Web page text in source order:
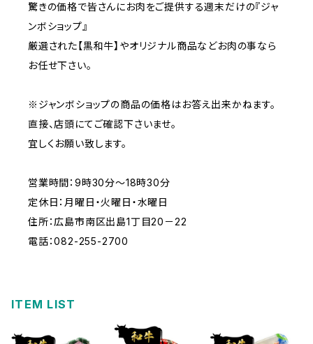
驚きの価格で皆さんにお肉をご提供する週末だけの『ジャ
ンボショップ』
厳選された【黒和牛】やオリジナル商品などお肉の事なら
お任せ下さい。
※ジャンボショップの商品の価格はお答え出来かねます。
直接、店頭にてご確認下さいませ。
宜しくお願い致します。
営業時間：9時30分〜18時30分
定休日：月曜日・火曜日・水曜日
住所：広島市南区出島1丁目20－22
電話：082-255-2700
ITEM LIST